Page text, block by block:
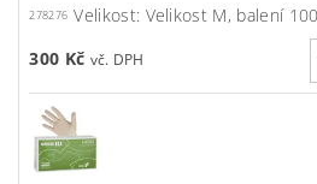
278276 Velikost: Velikost M, balení
300 Kč